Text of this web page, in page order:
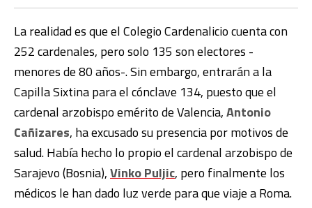
La realidad es que el Colegio Cardenalicio cuenta con
252 cardenales, pero solo 135 son electores -
menores de 80 años-. Sin embargo, entrarán a la
Capilla Sixtina para el cónclave 134, puesto que el
cardenal arzobispo emérito de Valencia,Antonio
Cañizares, ha excusado su presencia por motivos de
salud. Había hecho lo propio el cardenal arzobispo de
Sarajevo (Bosnia),Vinko Puljic, pero finalmente los
médicos le han dado luz verde para que viaje a Roma.